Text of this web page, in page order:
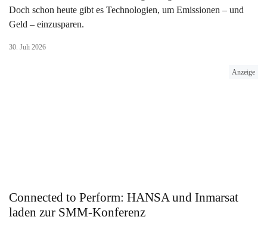
Doch schon heute gibt es Technologien, um Emissionen – und
Geld – einzusparen.
30. Juli 2026
Anzeige
Connected to Perform: HANSA und Inmarsat
laden zur SMM-Konferenz